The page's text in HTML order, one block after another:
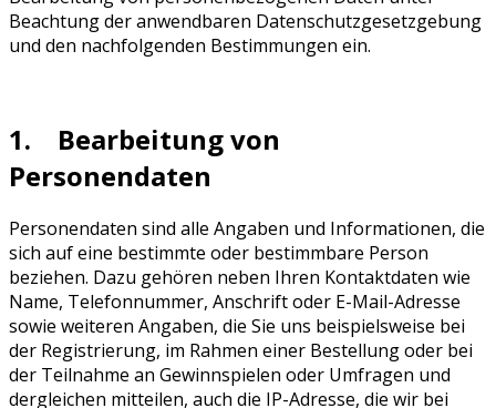
Beachtung der anwendbaren Datenschutzgesetzgebung
und den nachfolgenden Bestimmungen ein.
1. Bearbeitung von
Personendaten
Personendaten sind alle Angaben und Informationen, die
sich auf eine bestimmte oder bestimmbare Person
beziehen. Dazu gehören neben Ihren Kontaktdaten wie
Name, Telefonnummer, Anschrift oder E-Mail-Adresse
sowie weiteren Angaben, die Sie uns beispielsweise bei
der Registrierung, im Rahmen einer Bestellung oder bei
der Teilnahme an Gewinnspielen oder Umfragen und
dergleichen mitteilen, auch die IP-Adresse, die wir bei